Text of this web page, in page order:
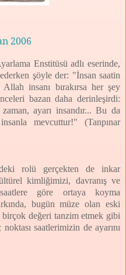
2006
Enstitüsü adlı eserinde,
şöyle der: "İnsan saatin
Allah insanı bırakırsa her şey
bazan daha derinleşirdi:
ayarı insandır... Bu da
mevcuttur!" (Tanpınar
rolü gerçekten de inkar
kimliğimizi, davranış ve
göre ortaya koyma
bugün müze olan eski
birçok değeri tanzim etmek gibi
saatlerimizin de ayarını